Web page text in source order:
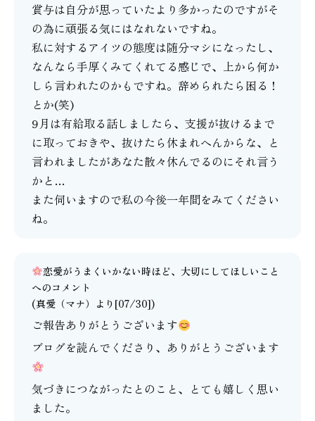
賞与は自分が思っていたより多かったのですがそ
の為に頑張る気にはなれないですね。
私に対するアイツの態度は随分マシになったし、
なんなら手厚くみてくれてる感じで、上から何か
しら言われたのかもですね。辞められたら困る！
とか(笑)
9月は有給取る話しましたら、支援が抜けるまで
に取っておきや、抜けたら休まれへんからな、と
言われましたがあなた散々休んでるのにそれ言う
かと…
また伺いますので私の今後一年間をみてください
ね。
恋愛がうまくいかない時ほど、大切にしてほしいこと
へのコメント
(真愛（マナ） より[07/30])
ご報告ありがとうございます
ブログを読んでくださり、ありがとうございます
気づきにつながったとのこと、とても嬉しく思い
ました。